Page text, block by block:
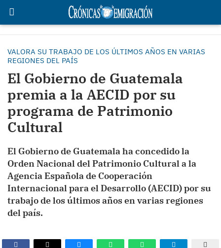
VALORA SU TRABAJO DE LOS ÚLTIMOS AÑOS EN VARIAS
REGIONES DEL PAÍS
El Gobierno de Guatemala
premia a la AECID por su
programa de Patrimonio
Cultural
El Gobierno de Guatemala ha concedido la
Orden Nacional del Patrimonio Cultural a la
Agencia Española de Cooperación
Internacional para el Desarrollo (AECID) por su
trabajo de los últimos años en varias regiones
del país.